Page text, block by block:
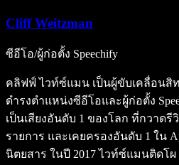
Cliff Weitzman
ซีอีโอ/ผู้ก่อตั้ง Speechify
คลิฟฟ์ ไวท์ซ์แมน เป็นผู้ขับเคลื่อนสิ
ดำรงตำแหน่งซีอีโอและผู้ก่อตั้ง
เป็นเสียงอันดับ 1 ของโลก ที่กวาดรีวิ
รายการ และเคยครองอันดับ 1 ใน
นิตยสาร ในปี 2017 ไวท์ซ์แมนติดโผ